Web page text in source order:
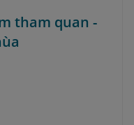
tham quan -